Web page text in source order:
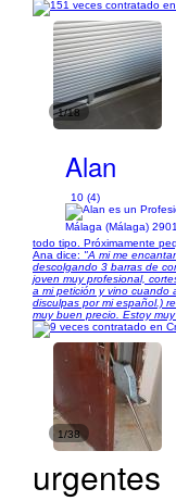
1/18
Alan
10 (4)
Málaga (Málaga)
todo tipo. Próximamente
Ana dice: "A mi me
descolgando 3 barras de
joven muy profesional,
a mi petición y vino cuando
disculpas por mi español.)
muy buen precio. Estoy
1/38
urgentes